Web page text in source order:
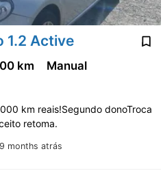
1.2 Active
months atrás
km
Manual
km reais!Segundo donoTroca
retoma.